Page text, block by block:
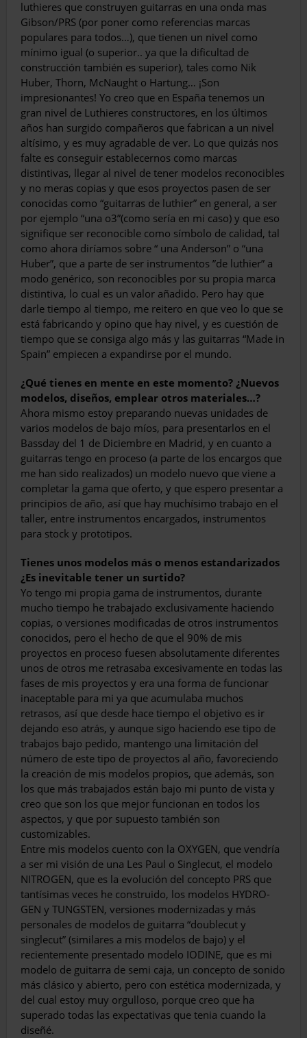
luthieres que construyen guitarras en una onda mas
Gibson/PRS (por poner como referencias mar­cas
populares para todos…), que tienen un ni­vel como
mínimo igual (o superior.. ya que la dificultad de
construcción también es supe­rior), tales como Nik
Huber, Thorn, McNaught o Hartung… ¡Son
impresionantes! Yo creo que en España tenemos un
gran ni­vel de Luthieres constructores, en los últimos
años han surgido compañeros que fabrican a un nivel
altísimo, y es muy agradable de ver. Lo que quizás nos
falte es conseguir establecer­nos como marcas
distintivas, llegar al nivel de tener modelos reconocibles
y no meras copias y que esos proyectos pasen de ser
conocidas como “guitarras de luthier” en general, a ser
por ejemplo “una o3”(como sería en mi caso) y que eso
signifique ser reconocible como sím­bolo de calidad, tal
como ahora diríamos sobre “ una Anderson” o “una
Huber”, que a parte de ser instrumentos ”de luthier” a
modo genérico, son reconocibles por su propia marca
distinti­va, lo cual es un valor añadido. Pero hay que
darle tiempo al tiempo, me reitero en que veo lo que se
está fabricando y opino que hay nivel, y es cuestión de
tiempo que se consiga algo más y las guitarras “Made in
Spain” empiecen a expandirse por el mundo.
¿Qué tienes en mente en este momento? ¿Nuevos
modelos, diseños, emplear otros materiales…?
Ahora mismo estoy preparando nuevas uni­dades de
varios modelos de bajo míos, para presentarlos en el
Bassday del 1 de Diciem­bre en Madrid, y en cuanto a
guitarras tengo en proceso (a parte de los encargos que
me han sido realizados) un modelo nuevo que viene a
completar la gama que oferto, y que espe­ro presentar a
principios de año, así que hay muchísimo trabajo en el
taller, entre instru­mentos encargados, instrumentos
para stock y prototipos.
Tienes unos modelos más o menos estandari­zados
¿Es inevitable tener un surtido?
Yo tengo mi propia gama de instrumen­tos, durante
mucho tiempo he trabajado exclusivamente haciendo
copias, o versio­nes modificadas de otros instrumentos
co­nocidos, pero el hecho de que el 90% de mis
proyectos en proceso fuesen absoluta­mente diferentes
unos de otros me retra­saba excesivamente en todas las
fases de mis proyectos y era una forma de funcio­nar
inaceptable para mi ya que acumula­ba muchos
retrasos, así que desde hace tiempo el objetivo es ir
dejando eso atrás, y aunque sigo haciendo ese tipo de
trabajos bajo pedido, mantengo una limitación del
número de este tipo de proyectos al año, favoreciendo
la creación de mis modelos propios, que además, son
los que más tra­bajados están bajo mi punto de vista y
creo que son los que mejor funcionan en todos los
aspectos, y que por supuesto también son
customizables.
Entre mis modelos cuento con la OXYGEN, que vendría
a ser mi visión de una Les Paul o Singlecut, el modelo
NITROGEN, que es la evolución del concepto PRS que
tantísimas veces he construido, los modelos HYDRO­
GEN y TUNGSTEN, versiones modernizadas y más
personales de modelos de guitarra “doublecut y
singlecut” (similares a mis modelos de bajo) y el
recientemente pre­sentado modelo IODINE, que es mi
modelo de guitarra de semi caja, un concepto de sonido
más clásico y abierto, pero con esté­tica modernizada, y
del cual estoy muy or­gulloso, porque creo que ha
superado todas las expectativas que tenia cuando la
diseñé.